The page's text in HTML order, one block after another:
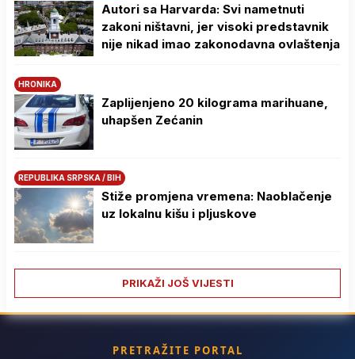
Autori sa Harvarda: Svi nametnuti
zakoni ništavni, jer visoki predstavnik
nije nikad imao zakonodavna ovlaštenja
HRONIKA
Zaplijenjeno 20 kilograma marihuane,
uhapšen Zećanin
REPUBLIKA SRPSKA / BIH
Stiže promjena vremena: Naoblačenje
uz lokalnu kišu i pljuskove
PRIKAŽI JOŠ VIJESTI
PRETRAŽITE PORTAL